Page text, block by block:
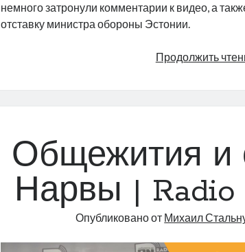
немного затронули комментарии к видео, а
отставку министра обороны Эстонии.
Продолжить
Общежития и
Нарвы | Radio
Опубликовано от Михаил